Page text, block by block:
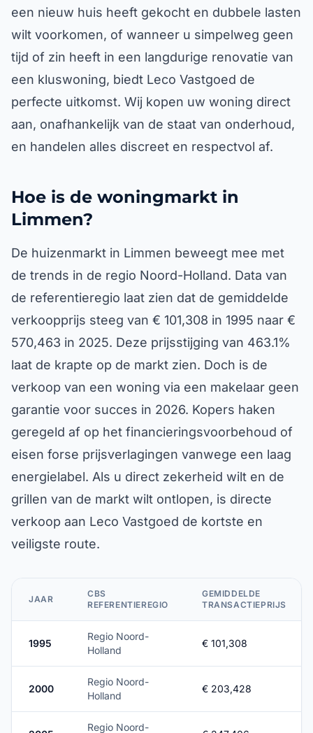
een nieuw huis heeft gekocht en dubbele lasten
wilt voorkomen, of wanneer u simpelweg geen
tijd of zin heeft in een langdurige renovatie van
een kluswoning, biedt Leco Vastgoed de
perfecte uitkomst. Wij kopen uw woning direct
aan, onafhankelijk van de staat van onderhoud,
en handelen alles discreet en respectvol af.
Hoe is de woningmarkt in
Limmen?
De huizenmarkt in Limmen beweegt mee met
de trends in de regio Noord-Holland. Data van
de referentieregio laat zien dat de gemiddelde
verkoopprijs steeg van € 101,308 in 1995 naar €
570,463 in 2025. Deze prijsstijging van 463.1%
laat de krapte op de markt zien. Doch is de
verkoop van een woning via een makelaar geen
garantie voor succes in 2026. Kopers haken
geregeld af op het financieringsvoorbehoud of
eisen forse prijsverlagingen vanwege een laag
energielabel. Als u direct zekerheid wilt en de
grillen van de markt wilt ontlopen, is directe
verkoop aan Leco Vastgoed de kortste en
veiligste route.
JAAR
CBS
REFERENTIEREGIO
GEMIDDELDE
TRANSACTIEPRIJS
1995
Regio Noord-
Holland
€ 101,308
2000
Regio Noord-
Holland
€ 203,428
Regio Noord-